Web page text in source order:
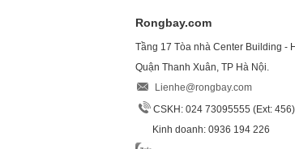
Rongbay.com
Tầng 17 Tòa nhà Center Building -
Quận Thanh Xuân, TP Hà Nội.
Lienhe@rongbay.com
CSKH: 024 73095555 (Ext:
Kinh doanh: 0936 194 226